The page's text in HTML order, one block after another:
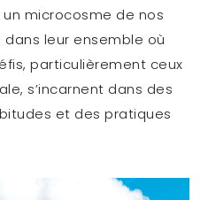
microcosme de nos
leur ensemble où
particulièrement ceux
s’incarnent dans des
et des pratiques